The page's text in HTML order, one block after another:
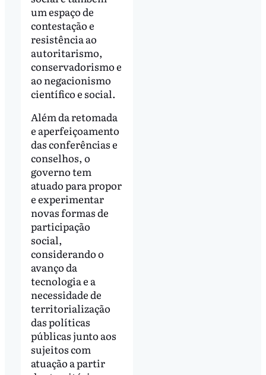
um espaço de
contestação e
resistência ao
autoritarismo,
conservadorismo e
ao negacionismo
científico e social.
Além da retomada
e aperfeiçoamento
das conferências e
conselhos, o
governo tem
atuado para propor
e experimentar
novas formas de
participação
social,
considerando o
avanço da
tecnologia e a
necessidade de
territorialização
das políticas
públicas junto aos
sujeitos com
atuação a partir